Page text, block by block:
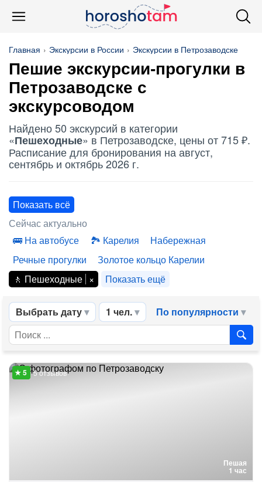
Главная Экскурсии в России Экскурсии в Петрозаводске
Пешие экскурсии-прогулки в
Петрозаводске с
экскурсоводом
Найдено 50 экскурсий в категории
«Пешеходные» в Петрозаводске, цены от 715 ₽.
Расписание для бронирования на август,
сентябрь и октябрь 2026 г.
Показать всё
Сейчас актуально
На автобусе
Карелия
Набережная
Речные прогулки
Золотое кольцо Карелии
Пешеходные
Показать ещё
Выбрать дату 1 чел. По популярности
Пешая
1 час
5 отзывов